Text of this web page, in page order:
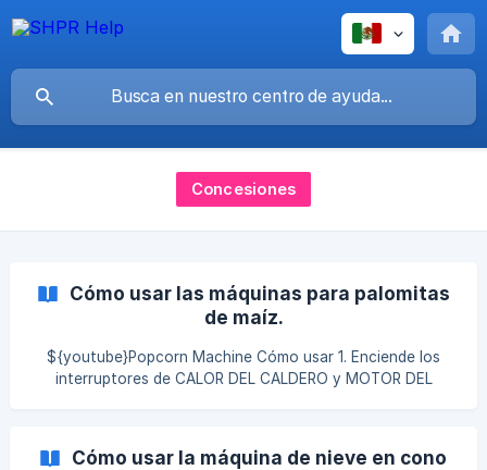
Concesiones
Cómo usar las máquinas para palomitas
de maíz.
${youtube}Popcorn Machine Cómo usar 1. Enciende los
interruptores de CALOR DEL CALDERO y MOTOR DEL
Cómo usar la máquina de nieve en cono